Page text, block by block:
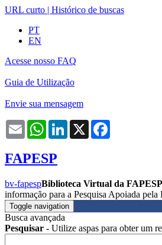
URL curto | Histórico de buscas
PT
EN
Acesse nosso FAQ
Guia de Utilização
Envie sua mensagem
Email WhatsAppLinkedIn
X
FAPESP
bv-fapespBiblioteca Virtual da FAPESP
informação para a Pesquisa Apoiada pela
Toggle navigation
Busca avançada
Pesquisar - Utilize aspas para obter um